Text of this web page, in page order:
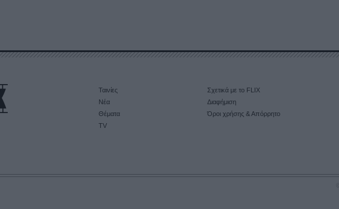
Ταινίες
Νέα
Θέματα
TV
Σχετικά με το FLIX
Διαφήμιση
Όροι χρήσης & Απόρρητο